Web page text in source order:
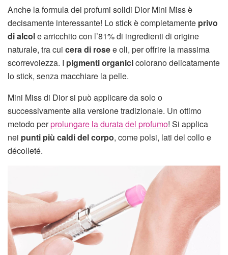
Anche la formula dei profumi solidi Dior Mini Miss è
decisamente interessante! Lo stick è completamente privo
di alcole arricchito con l’81% di ingredienti di origine
naturale, tra cui cera di rosee oli, per offrire la massima
scorrevolezza. I pigmenti organicicolorano delicatamente
lo stick, senza macchiare la pelle.
Mini Miss di Dior si può applicare da solo o
successivamente alla versione tradizionale. Un ottimo
metodo perprolungare la durata del profumo! Si applica
nei punti più caldi del corpo, come polsi, lati del collo e
décolleté.